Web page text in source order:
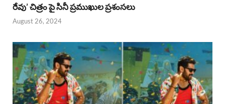
రేవు’ చిత్రం పై సినీ ప్రముఖుల ప్రశంసలు
August 26, 2024